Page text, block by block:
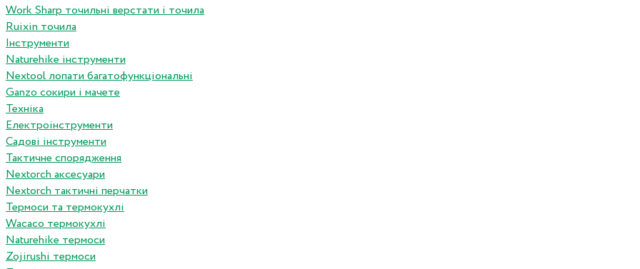
Work Sharp точильні верстати і точила
Ruixin точила
Інструменти
Naturehike інструменти
Nextool лопати багатофункціональні
Ganzo сокири і мачете
Техніка
Електроінструменти
Садові інструменти
Тактичне спорядження
Nextorch аксесуари
Nextorch тактичні перчатки
Термоси та термокухлі
Wacaco термокухлі
Naturehike термоси
Zojirushi термоси